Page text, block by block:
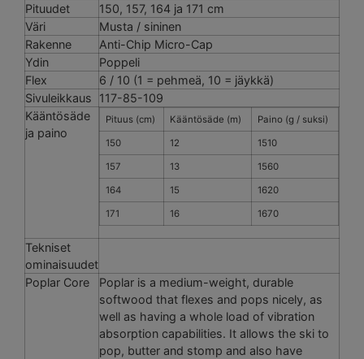
Pituudet
150, 157, 164 ja 171 cm
Väri
Musta / sininen
Rakenne
Anti-Chip Micro-Cap
Ydin
Poppeli
Flex
6 / 10 (1 = pehmeä, 10 = jäykkä)
Sivuleikkaus
117-85-109
Kääntösäde
ja paino
Pituus (cm) Kääntösäde (m) Paino (g / suksi)
150 12 1510
157 13 1560
164 15 1620
171 16 1670
Tekniset
ominaisuudet
Poplar Core
Poplar is a medium-weight, durable
softwood that flexes and pops nicely, as
well as having a whole load of vibration
absorption capabilities. It allows the ski to
pop, butter and stomp and also have